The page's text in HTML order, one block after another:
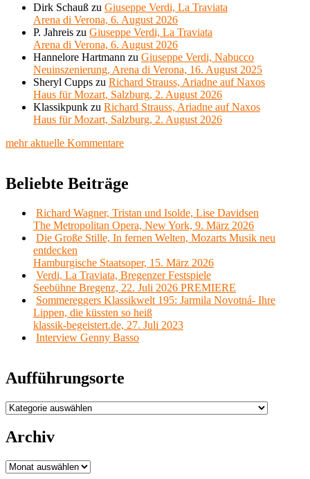
Dirk Schauß zu Giuseppe Verdi, La Traviata
Arena di Verona, 6. August 2026
P. Jahreis zu Giuseppe Verdi, La Traviata
Arena di Verona, 6. August 2026
Hannelore Hartmann zu Giuseppe Verdi, Nabucco
Neuinszenierung, Arena di Verona, 16. August 2025
Sheryl Cupps zu Richard Strauss, Ariadne auf Naxos
Haus für Mozart, Salzburg, 2. August 2026
Klassikpunk zu Richard Strauss, Ariadne auf Naxos
Haus für Mozart, Salzburg, 2. August 2026
mehr aktuelle Kommentare
Beliebte Beiträge
Richard Wagner, Tristan und Isolde, Lise Davidsen
The Metropolitan Opera, New York, 9. März 2026
Die Große Stille, In fernen Welten, Mozarts Musik neu
entdecken
Hamburgische Staatsoper, 15. März 2026
Verdi, La Traviata, Bregenzer Festspiele
Seebühne Bregenz, 22. Juli 2026 PREMIERE
Sommereggers Klassikwelt 195: Jarmila Novotná- Ihre
Lippen, die küssten so heiß
klassik-begeistert.de, 27. Juli 2023
Interview Genny Basso
Aufführungsorte
Aufführungsorte
Archiv
Archiv